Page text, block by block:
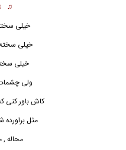
♫
خیلی
خیلی
خیلی
ولی
کاش باور کنی
مثل براورده
محاله ,